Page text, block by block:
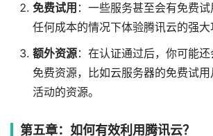
免费试用 ：一些服务甚至会有免费
任何成本的情况下体验腾讯云的强大
额外资源：在认证通过后，你可能
免费资源，比如云服务器的免费试
活动的资源。
第五章：如何有效利用腾讯云？